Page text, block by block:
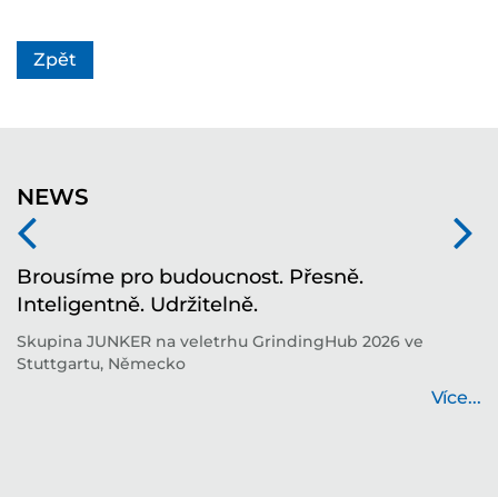
Zpět
NEWS
Brousíme pro budoucnost. Přesně.
Inteligentně. Udržitelně.
Skupina JUNKER na veletrhu GrindingHub 2026 ve
Stuttgartu, Německo
Více...